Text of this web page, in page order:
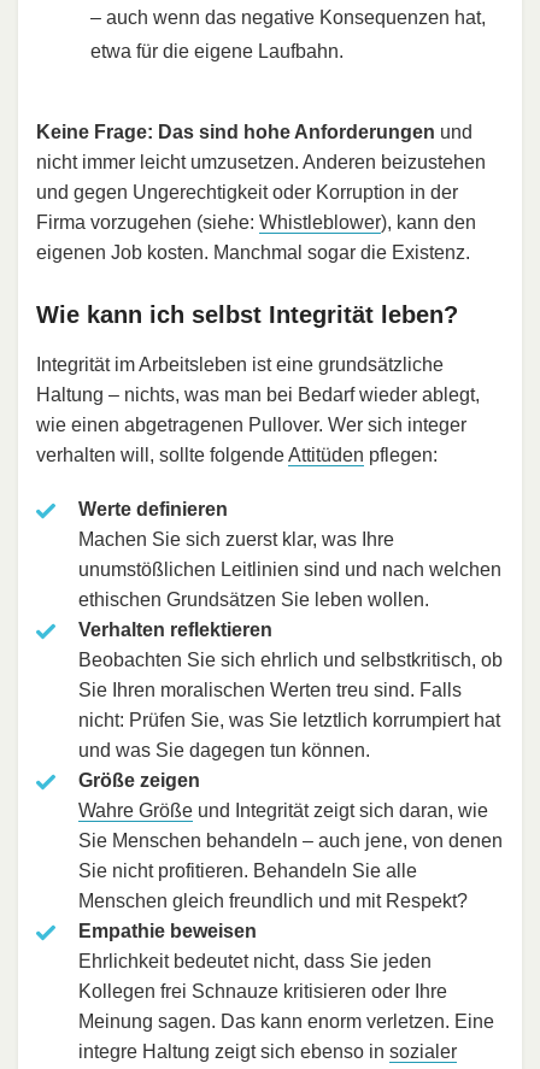
– auch wenn das negative Konsequenzen hat,
etwa für die eigene Laufbahn.
Keine Frage: Das sind hohe Anforderungen und
nicht immer leicht umzusetzen. Anderen beizustehen
und gegen Ungerechtigkeit oder Korruption in der
Firma vorzugehen (siehe: Whistleblower), kann den
eigenen Job kosten. Manchmal sogar die Existenz.
Wie kann ich selbst Integrität leben?
Integrität im Arbeitsleben ist eine grundsätzliche
Haltung – nichts, was man bei Bedarf wieder ablegt,
wie einen abgetragenen Pullover. Wer sich integer
verhalten will, sollte folgendeAttitüden pflegen:
Werte definieren
Machen Sie sich zuerst klar, was Ihre
unumstößlichen Leitlinien sind und nach welchen
ethischen Grundsätzen Sie leben wollen.
Verhalten reflektieren
Beobachten Sie sich ehrlich und selbstkritisch, ob
Sie Ihren moralischen Werten treu sind. Falls
nicht: Prüfen Sie, was Sie letztlich korrumpiert hat
und was Sie dagegen tun können.
Größe zeigen
Wahre Größe und Integrität zeigt sich daran, wie
Sie Menschen behandeln – auch jene, von denen
Sie nicht profitieren. Behandeln Sie alle
Menschen gleich freundlich und mit Respekt?
Empathie beweisen
Ehrlichkeit bedeutet nicht, dass Sie jeden
Kollegen frei Schnauze kritisieren oder Ihre
Meinung sagen. Das kann enorm verletzen. Eine
integre Haltung zeigt sich ebenso in sozialer